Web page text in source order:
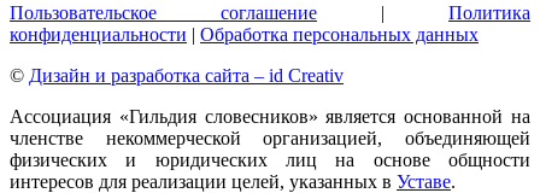
Пользовательское соглашение | Политика
конфиденциальности | Обработка персональных данных
© Дизайн и разработка сайта – id Creativ
Ассоциация «Гильдия словесников» является основанной на
членстве некоммерческой организацией, объединяющей
физических и юридических лиц на основе общности
интересов для реализации целей, указанных в Уставе.